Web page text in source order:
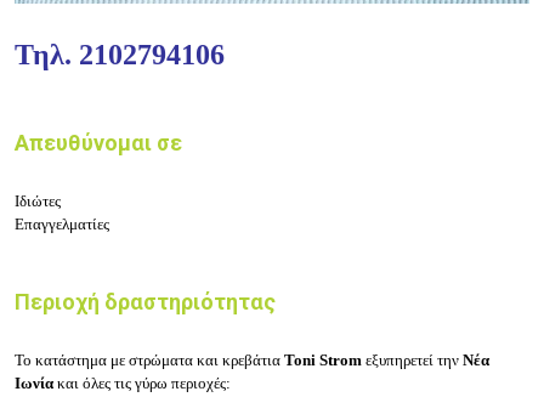
Τηλ. 2102794106
Απευθύνομαι σε
Ιδιώτες
Επαγγελματίες
Περιοχή δραστηριότητας
Το κατάστημα με στρώματα και κρεβάτια Toni Strom εξυπηρετεί την Νέα
Ιωνία και όλες τις γύρω περιοχές: